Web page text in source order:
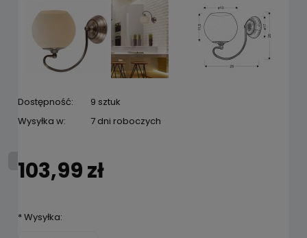
Dostępność:
9 sztuk
Wysyłka w:
7 dni roboczych
103,99 zł
*Wysyłka: